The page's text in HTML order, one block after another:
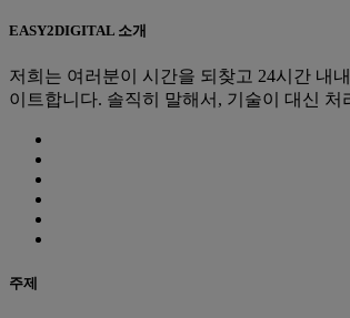
EASY2DIGITAL 소개
저희는 여러분이 시간을 되찾고 24시간 내
이트합니다. 솔직히 말해서, 기술이 대신
주제